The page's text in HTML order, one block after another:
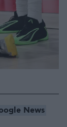
News